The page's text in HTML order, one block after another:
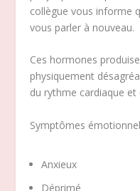
collègue vous informe
vous parler à nouveau.
Ces hormones
physiquement
du rythme cardiaque
Symptômes
Anxieux
Déprimé